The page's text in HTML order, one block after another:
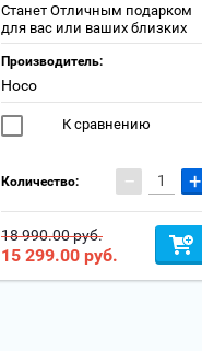
Станет Отличным подарком
для вас или ваших близких
Производитель:
Hoco
К сравнению
Количество: − +
18 990.00 руб.
15 299.00 руб.